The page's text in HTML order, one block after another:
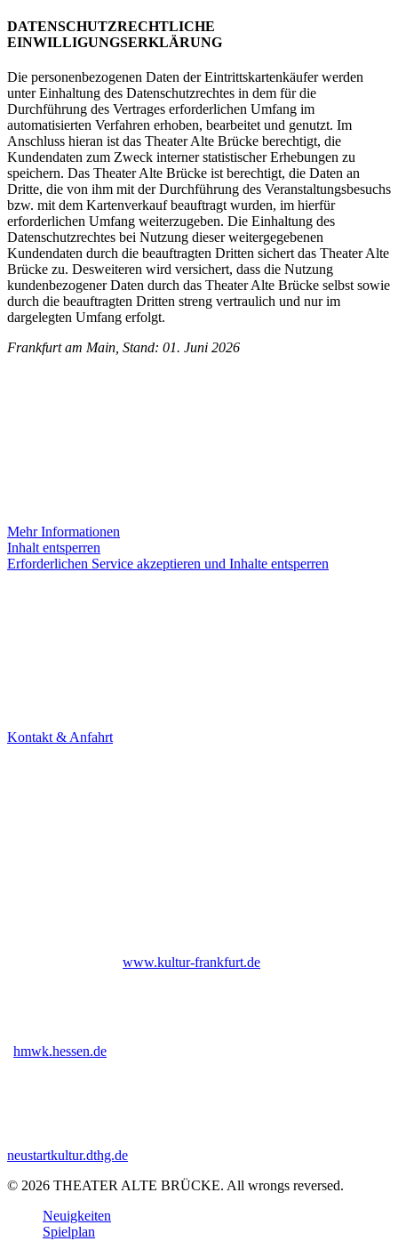
DATENSCHUTZRECHTLICHE
EINWILLIGUNGSERKLÄRUNG
Die personenbezogenen Daten der Eintrittskartenkäufer werden
unter Einhaltung des Datenschutzrechtes in dem für die
Durchführung des Vertrages erforderlichen Umfang im
automatisierten Verfahren erhoben, bearbeitet und genutzt. Im
Anschluss hieran ist das Theater Alte Brücke berechtigt, die
Kundendaten zum Zweck interner statistischer Erhebungen zu
speichern. Das Theater Alte Brücke ist berechtigt, die Daten an
Dritte, die von ihm mit der Durchführung des Veranstaltungsbesuchs
bzw. mit dem Kartenverkauf beauftragt wurden, im hierfür
erforderlichen Umfang weiterzugeben. Die Einhaltung des
Datenschutzrechtes bei Nutzung dieser weitergegebenen
Kundendaten durch die beauftragten Dritten sichert das Theater Alte
Brücke zu. Desweiteren wird versichert, dass die Nutzung
kundenbezogener Daten durch das Theater Alte Brücke selbst sowie
durch die beauftragten Dritten streng vertraulich und nur im
dargelegten Umfang erfolgt.
Frankfurt am Main, Stand: 01. Juni 2026
Mehr Informationen
Inhalt entsperren
Erforderlichen Service akzeptieren und Inhalte entsperren
Kontakt & Anfahrt
www.kultur-frankfurt.de
hmwk.hessen.de
neustartkultur.dthg.de
© 2026 THEATER ALTE BRÜCKE. All wrongs reversed.
Neuigkeiten
Spielplan